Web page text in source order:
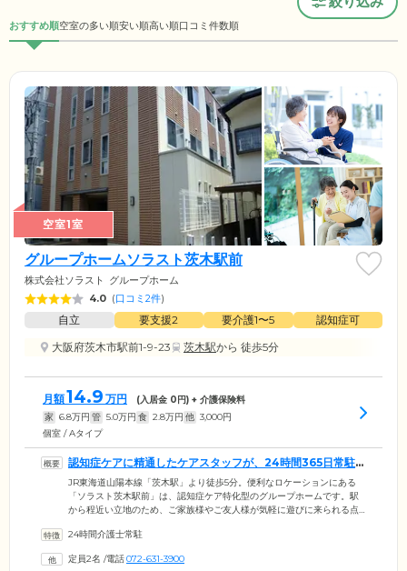
おすすめ順空室の多い順安い順高い順口コミ件数順
空室1室
グループホームソラスト茨木駅前
株式会社ソラスト グループホーム
4.0 (口コミ2件)
自立 要支援2 要介護1〜5
認知症可
大阪府茨木市駅前1-9-23
茨木駅から 徒歩5分
月額14.9 万円 (入居金 0円) + 介護保険料
家 6.8万円 管 5.0万円 食 2.8万円 他 3,000円
個室 / Aタイプ
認知症ケアに精通したケアスタッフが、24時間365日常駐し
ています
JR東海道山陽本線「茨木駅」より徒歩5分。便利なロケーションにある
「ソラスト茨木駅前」は、認知症ケア特化型のグループホームです。駅
から程近い立地のため、ご家族様やご友人様が気軽に遊びに来られる点
多くいらっしゃいますので、ぜひお気軽にお立ち寄りください。認知症
をサポート。食事や口腔ケアなどの基本的なお声がけはもちろん、必要
24時間介護士常駐
定員2名 /電話072-631-3900